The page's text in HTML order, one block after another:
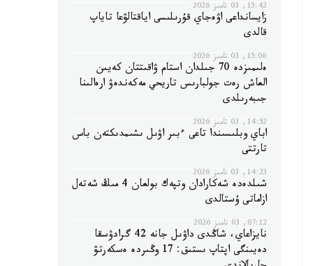
15:42, 03 تامىز 2026
زايسانداعى اۋەجاي قۇرىلىسى اياقتالۋعا تاياپ
قالدى
15:06, 03 تامىز 2026
ەلىمىزدە 70 جىلدان استام ۋاقىتتان كەيىن
العاش رەت جولبارىس تاريحي مەكەندەۋ ارەالىنا
جىبەرىلدى
14:52, 03 تامىز 2026
اباي وبلىسىندا تاعى ءبىر اۋىل ىشىمدىكتەن باس
تارتتى
14:23, 03 تامىز 2026
شىلدەدە شەكارادان وتپەك بولعان 4 مىڭ شەتەل
ازاماتى ۇستالدى
07:12, 03 تامىز 2026
نايزاعاي، شاڭدى داۋىل جانە 42 گرادۋسقا
دەيىنگى اپتاپ ىستىق: 17 وڭىردە ەسكەرتۋ